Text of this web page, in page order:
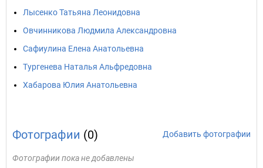
Лысенко Татьяна Леонидовна
Овчинникова Людмила Александровна
Сафиулина Елена Анатольевна
Тургенева Наталья Альфредовна
Хабарова Юлия Анатольевна
Фотографии (0) Добавить фотографии
Фотографии пока не добавлены